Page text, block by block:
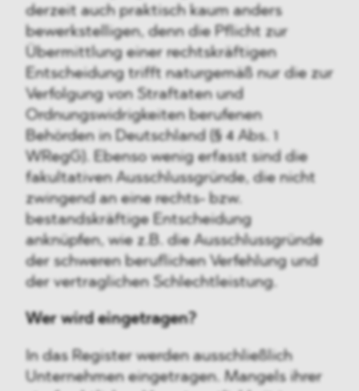
derzeit auch praktisch kaum anders
bewerkstelligen, denn die Pflicht zur
Übermittlung einer rechtskräftigen
Entscheidung trifft naturgemäß nur die zur
Verfolgung von Straftaten und
Ordnungswidrigkeiten berufenen
Behörden in Deutschland (§ 4 Abs. 1
WRegG). Ebenso wenig erfasst sind die
fakultativen Ausschlussgründe, die nicht
zwingend an eine rechts- bzw.
bestandskräftige Entscheidung
anknüpfen, wie z.B. die Ausschlussgründe
der schweren beruflichen Verfehlung und
der vertraglichen Schlechtleistung.
Wer wird eingetragen?
In das Register werden ausschließlich
Unternehmen eingetragen. Mangels ihrer